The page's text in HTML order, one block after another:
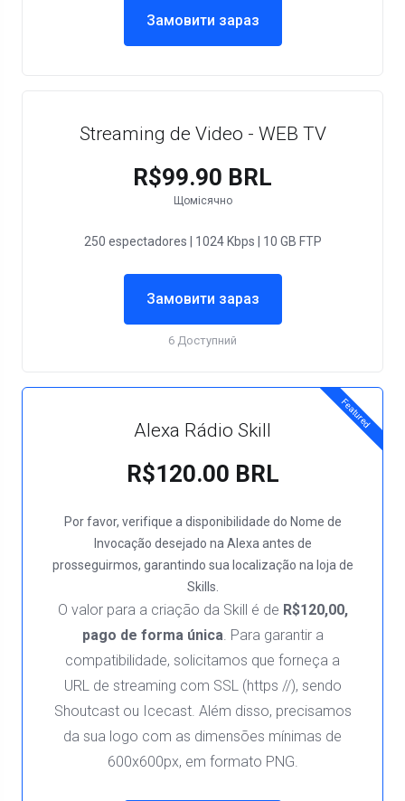
Замовити зараз
Streaming de Video - WEB TV
R$99.90 BRL
Щомісячно
250 espectadores | 1024 Kbps | 10 GB FTP
Замовити зараз
6 Доступний
Featured
Alexa Rádio Skill
R$120.00 BRL
O valor para a criação da Skill é de R$120,00,
pago de forma única. Para garantir a
compatibilidade, solicitamos que forneça a
URL de streaming com SSL (https //), sendo
Shoutcast ou Icecast. Além disso, precisamos
da sua logo com as dimensões mínimas de
600x600px, em formato PNG.
Por favor, verifique a disponibilidade do Nome de
Invocação desejado na Alexa antes de
prosseguirmos, garantindo sua localização na loja de
Skills.